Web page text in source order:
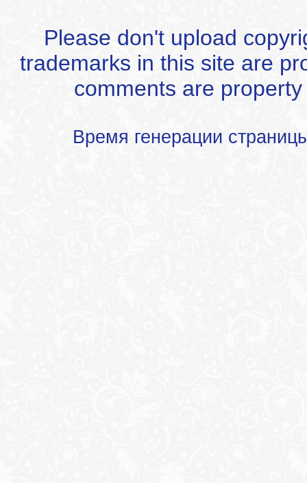
Please don't upload
trademarks in this site are
comments are
Время генерации